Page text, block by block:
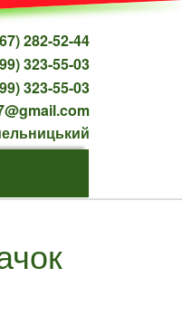
282-52-44
323-55-03
323-55-03